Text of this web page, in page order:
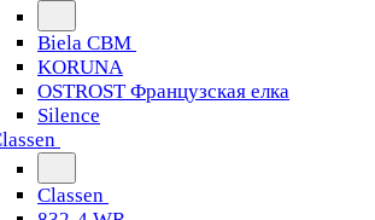
Biela CBM
KORUNA
OSTROST Французская елка
Silence
Classen